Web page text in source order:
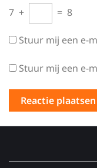
7 + = 8
Stuur mij een e-
Stuur mij een e-